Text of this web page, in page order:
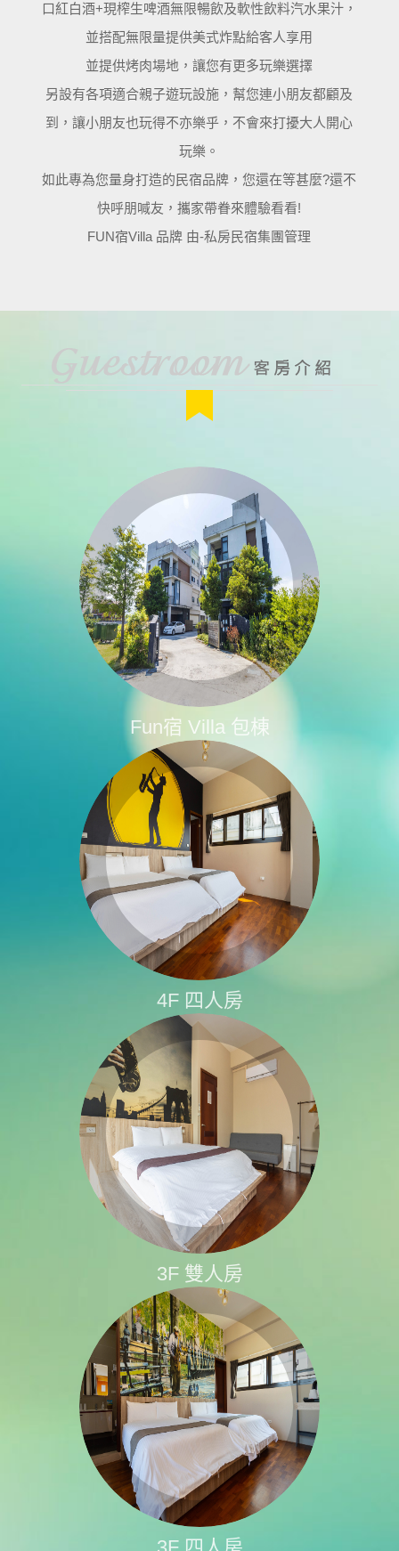
口紅白酒+現榨生啤酒無限暢飲及軟性飲料汽水果汁，
並搭配無限量提供美式炸點給客人享用
並提供烤肉場地，讓您有更多玩樂選擇
另設有各項適合親子遊玩設施，幫您連小朋友都顧及
到，讓小朋友也玩得不亦樂乎，不會來打擾大人開心
玩樂。
如此專為您量身打造的民宿品牌，您還在等甚麼?還不
快呼朋喊友，攜家帶眷來體驗看看!
FUN宿Villa 品牌 由-私房民宿集團管理
Fun宿 Villa 包棟
4F 四人房
3F 雙人房